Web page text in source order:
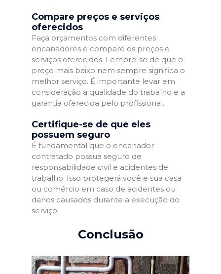
Compare preços e serviços
oferecidos
Faça orçamentos com diferentes
encanadores e compare os preços e
serviços oferecidos. Lembre-se de que o
preço mais baixo nem sempre significa o
melhor serviço. É importante levar em
consideração a qualidade do trabalho e a
garantia oferecida pelo profissional.
Certifique-se de que eles
possuem seguro
É fundamental que o encanador
contratado possua seguro de
responsabilidade civil e acidentes de
trabalho. Isso protegerá você e sua casa
ou comércio em caso de acidentes ou
danos causados durante a execução do
serviço.
Conclusão